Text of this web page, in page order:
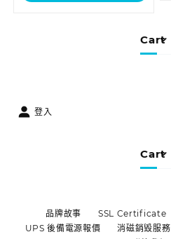
Cart
登入
Cart
品牌故事 SSL Certificate
UPS 後備電源報價
消磁銷毀服務